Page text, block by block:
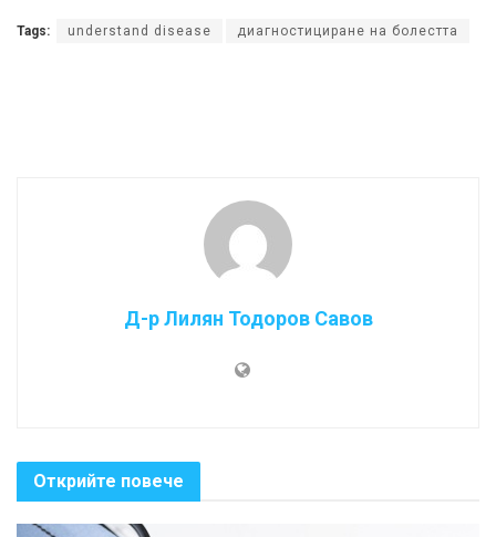
Tags: understand disease диагностициране на болестта
Д-р Лилян Тодоров Савов
Открийте повече